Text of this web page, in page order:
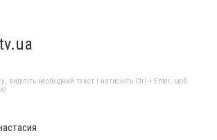
необхідний текст і натисніть Ctrl + Enter, щоб